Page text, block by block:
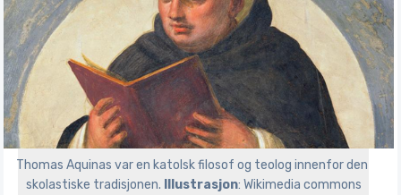
Thomas Aquinas var en katolsk filosof og teolog innenfor den
skolastiske tradisjonen.
Illustrasjon: Wikimedia commons